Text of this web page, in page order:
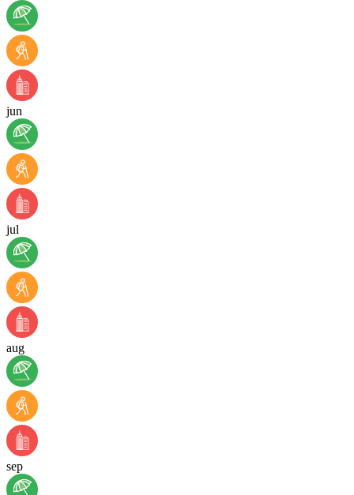
jun
jul
aug
sep